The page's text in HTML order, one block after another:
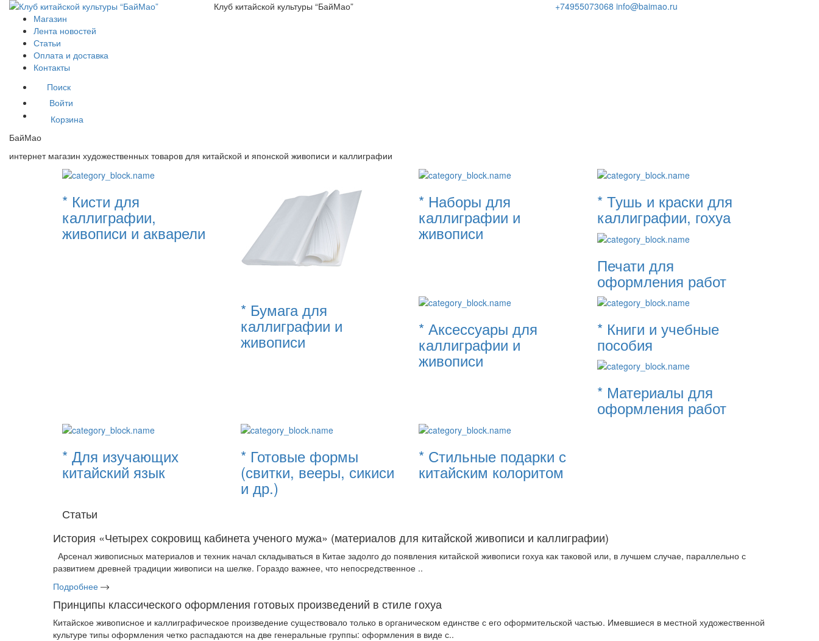
Клуб китайской культуры “БайМао” +74955073068 info@baimao.ru
Магазин
Лента новостей
Статьи
Оплата и доставка
Контакты
Поиск
Войти
Корзина
БайМао
интернет магазин художественных товаров для китайской и японской живописи и каллиграфии
* Кисти для
каллиграфии,
живописи и акварели
* Бумага для
каллиграфии и
живописи
* Наборы для
каллиграфии и
живописи
* Тушь и краски для
каллиграфии, гохуа
Печати для
оформления работ
* Аксессуары для
каллиграфии и
живописи
* Книги и учебные
пособия
* Материалы для
оформления работ
* Для изучающих
китайский язык
* Готовые формы
(свитки, вееры, сикиси
и др.)
* Стильные подарки с
китайским колоритом
Статьи
История «Четырех сокровищ кабинета ученого мужа» (материалов для китайской живописи и каллиграфии)
Арсенал живописных материалов и техник начал складываться в Китае задолго до появления китайской живописи гохуа как таковой или, в лучшем случае, параллельно с
развитием древней традиции живописи на шелке. Гораздо важнее, что непосредственное ..
Подробнее
Принципы классического оформления готовых произведений в стиле гохуа
Китайское живописное и каллиграфическое произведение существовало только в органическом единстве с его оформительской частью. Имевшиеся в местной художественной
культуре типы оформления четко распадаются на две генеральные группы: оформления в виде с..